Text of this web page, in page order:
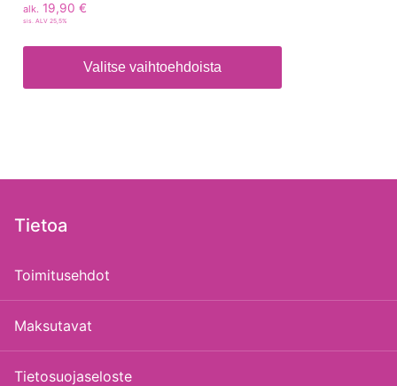
alk. 19,90 €
sis. ALV 25,5%
Valitse vaihtoehdoista
Tietoa
Toimitusehdot
Maksutavat
Tietosuojaseloste